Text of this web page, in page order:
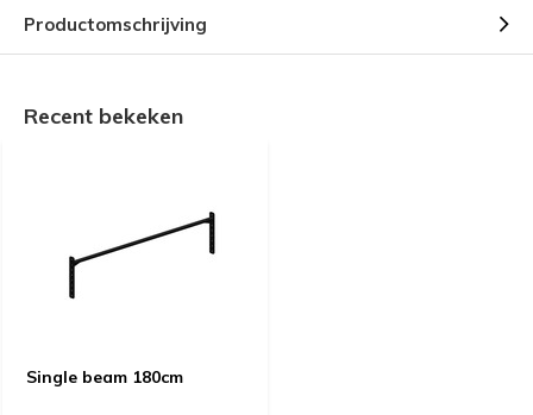
Productomschrijving
Recent bekeken
Single beam 180cm